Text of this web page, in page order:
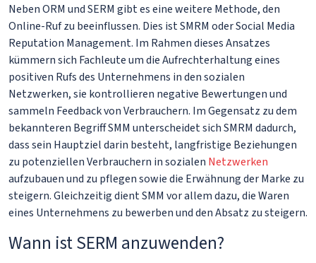
Neben ORM und SERM gibt es eine weitere Methode, den
Online-Ruf zu beeinflussen. Dies ist SMRM oder Social Media
Reputation Management. Im Rahmen dieses Ansatzes
kümmern sich Fachleute um die Aufrechterhaltung eines
positiven Rufs des Unternehmens in den sozialen
Netzwerken, sie kontrollieren negative Bewertungen und
sammeln Feedback von Verbrauchern. Im Gegensatz zu dem
bekannteren Begriff SMM unterscheidet sich SMRM dadurch,
dass sein Hauptziel darin besteht, langfristige Beziehungen
zu potenziellen Verbrauchern in sozialen Netzwerken
aufzubauen und zu pflegen sowie die Erwähnung der Marke zu
steigern. Gleichzeitig dient SMM vor allem dazu, die Waren
eines Unternehmens zu bewerben und den Absatz zu steigern.
Wann ist SERM anzuwenden?